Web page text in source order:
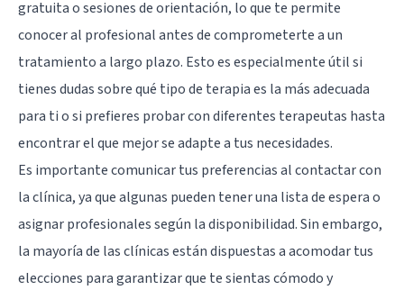
gratuita o sesiones de orientación, lo que te permite
conocer al profesional antes de comprometerte a un
tratamiento a largo plazo. Esto es especialmente útil si
tienes dudas sobre qué tipo de terapia es la más adecuada
para ti o si prefieres probar con diferentes terapeutas hasta
encontrar el que mejor se adapte a tus necesidades.
Es importante comunicar tus preferencias al contactar con
la clínica, ya que algunas pueden tener una lista de espera o
asignar profesionales según la disponibilidad. Sin embargo,
la mayoría de las clínicas están dispuestas a acomodar tus
elecciones para garantizar que te sientas cómodo y